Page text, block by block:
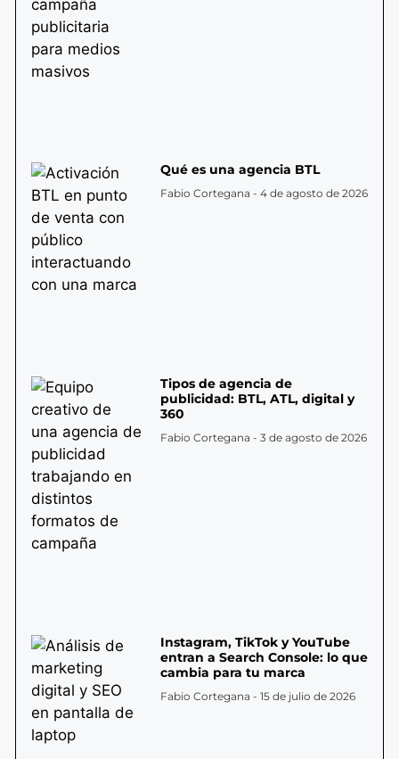
Qué es una agencia BTL
Fabio Cortegana 4 de agosto de 2026
Tipos de agencia de
publicidad: BTL, ATL, digital y
360
Fabio Cortegana 3 de agosto de 2026
Instagram, TikTok y YouTube
entran a Search Console: lo que
cambia para tu marca
Fabio Cortegana 15 de julio de 2026